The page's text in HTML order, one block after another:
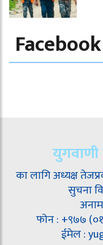
Facebook
युगवाणी
का लागि अध्यक्ष
सुचना
फोन : +९७७
ईमेल :